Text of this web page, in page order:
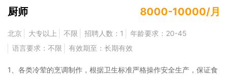
厨师 8000-10000/月
北京 大专以上 不限 招聘人数：1
年龄要求：20-45
语言要求：不限
有效期至：长期有效
1、各类冷荤的烹调制作，根据卫生标准严格操作安全生产，保证食